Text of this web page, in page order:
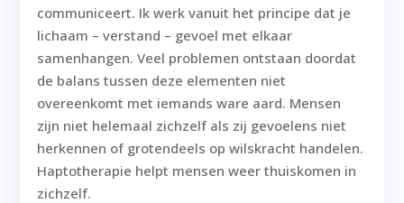
communiceert. Ik werk vanuit het principe dat je
lichaam – verstand – gevoel met elkaar
samenhangen. Veel problemen ontstaan doordat
de balans tussen deze elementen niet
overeenkomt met iemands ware aard. Mensen
zijn niet helemaal zichzelf als zij gevoelens niet
herkennen of grotendeels op wilskracht handelen.
Haptotherapie helpt mensen weer thuiskomen in
zichzelf.